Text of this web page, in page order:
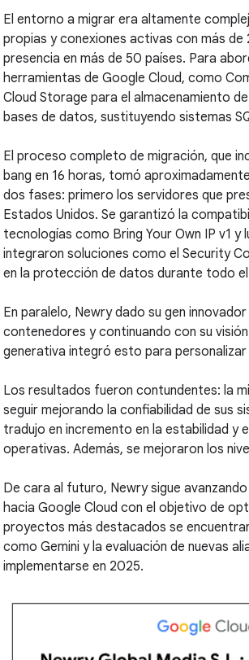
El entorno a migrar era altamente
propias y conexiones activas con más
presencia en más de 50 países. Para
herramientas de Google Cloud, como
Cloud Storage para el almacenamiento
bases de datos, sustituyendo sistemas
El proceso completo de migración, que
bang en 16 horas, tomó
dos fases: primero los servidores que
Estados Unidos. Se garantizó la
tecnologías como Bring Your Own IP v1
integraron soluciones como el Security
en la protección de datos durante todo
En paralelo, Newry dado su gen
contenedores y continuando con su
generativa integró esto para
Los resultados fueron contundentes: la
seguir mejorando la confiabilidad de sus
tradujo en incremento en la estabilidad y
operativas. Además, se mejoraron los
De cara al futuro, Newry sigue
hacia Google Cloud con el objetivo de
proyectos más destacados se
como Gemini y la evaluación de nuevas
implementarse en 2025.